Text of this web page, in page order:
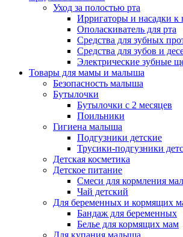
Уход за полостью рта
Ирригаторы и насадки к
Ополаскиватель для рта
Средства для зубных
Средства для зубов и
Электрические зубные
Товары для мамы и малыша
Безопасность малыша
Бутылочки
Бутылочки с 2 месяцев
Поильники
Гигиена малыша
Подгузники детские
Трусики-подгузники
Детская косметика
Детское питание
Смеси для кормления
Чай детский
Для беременных и кормящих
Бандаж для беременных
Белье для кормящих мам
Для купания малыша